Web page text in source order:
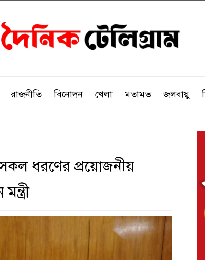
রাজনীতি বিনোদন খেলা মতামত জলবায়ু
সকল ধরণের প্রয়োজনীয়